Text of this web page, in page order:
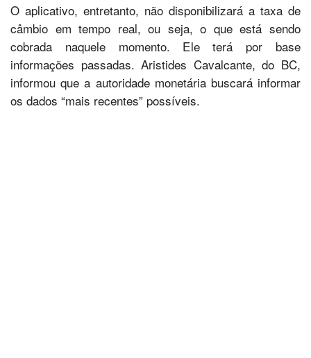
O aplicativo, entretanto, não disponibilizará a taxa de
câmbio em tempo real, ou seja, o que está sendo
cobrada naquele momento. Ele terá por base
informações passadas. Aristides Cavalcante, do BC,
informou que a autoridade monetária buscará informar
os dados “mais recentes” possíveis.